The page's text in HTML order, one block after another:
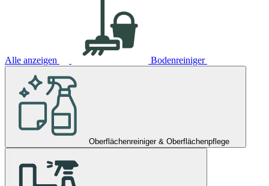
Alle anzeigen Bodenreiniger
Oberflächenreiniger & Oberflächenpflege